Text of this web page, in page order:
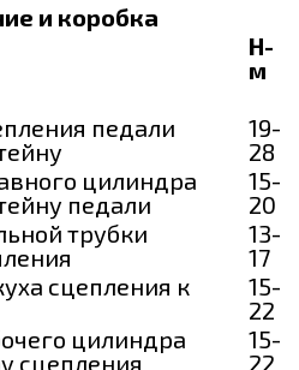
и коробка
Н-
м
педали
19-
28
цилиндра
педали
15-
20
трубки
13-
17
сцепления к
15-
22
цилиндра
сцепления
15-
22